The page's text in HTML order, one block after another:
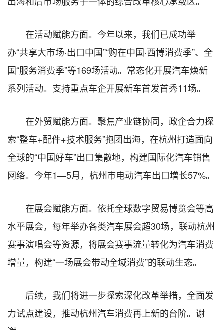
在活动赋能方面。今年以来，我们已成功举
办“共享大市场·出口中国”“购在中国·西博消费季”、全
国“服务消费季”等169场活动。常态化开展汽车焕新
系列活动。支持重点车企开展新车首发首秀11场。
在外贸赋能方面。聚焦产业链协同，政企合力探
索“整车+配件+技术服务”抱团出海，在杭州打造面向
全球的“中国好车”出口集散地，构建国际化汽车销售
网络。今年1—5月，杭州市电动汽车出口增长57%。
在展会赋能方面。依托全球数字贸易博览会等高
水平展会，每年举办各类汽车展会超30场，联动杭州
赛事演唱会等资源，将展会赛事流量转化为汽车消费
增量，构建“一场展会带动全域消费”的联动生态。
后续，我们将进一步探索深化改革举措，全面发
力试点建设，推动杭州汽车消费再上新的台阶。谢